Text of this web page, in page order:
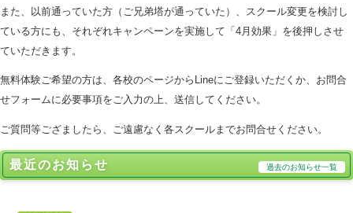
また、以前通っていた方（ご兄弟塔が通っていた）、スクール変更を検討し
ている方にも、それぞれキャンペーンを実施して「4月効果」を後押しさせ
ていただきます。
無料体験ご希望の方は、各校のページからLineにご登録いただくか、お問合
せフォームに必要事項をご入力の上、送信してください。
ご質問等ござましたら、ご遠慮なく各スクールまでお問合せください。
最近のお知らせ 過去のお知らせ一覧